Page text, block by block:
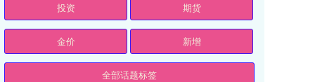
投资 期货
金价 新增
全部话题标签